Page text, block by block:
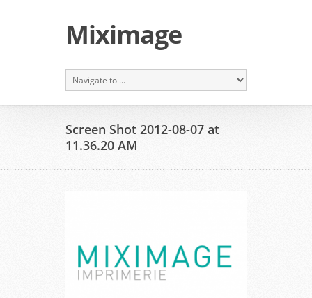
Miximage
Screen Shot 2012-08-07 at
11.36.20 AM